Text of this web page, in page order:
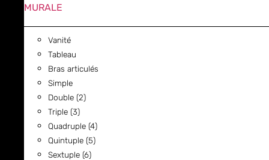
MURALE
Vanité
Tableau
Bras articulés
Simple
Double (2)
Triple (3)
Quadruple (4)
Quintuple (5)
Sextuple (6)